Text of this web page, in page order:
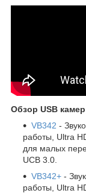
Обзор USB
VB342 -
работы, Ultra
для малых
UCB 3.0.
VB342+ -
работы, Ultra